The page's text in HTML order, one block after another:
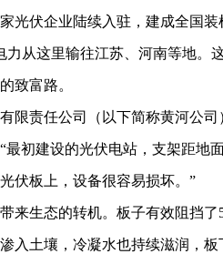
伏企业陆续入驻，建成全国装
从这里输往江苏、河南等地。
致富路。
责任公司（以下简称黄河公司
初建设的光伏电站，支架距地
伏板上，设备很容易损坏。”
生态的转机。板子有效阻挡了
入土壤，冷凝水也持续滋润，